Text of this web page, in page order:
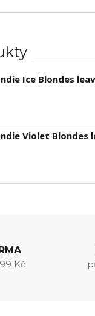
Ice Blondes
Violet Blondes
Kč